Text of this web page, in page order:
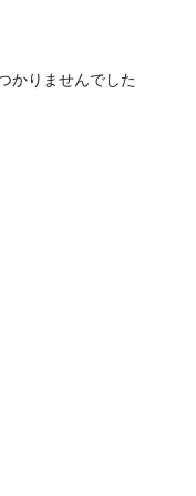
かりませんでした